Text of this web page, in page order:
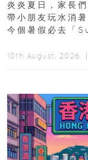
炎炎夏日，家長
帶小朋友玩水消
今個暑假必去「
10th August, 2026